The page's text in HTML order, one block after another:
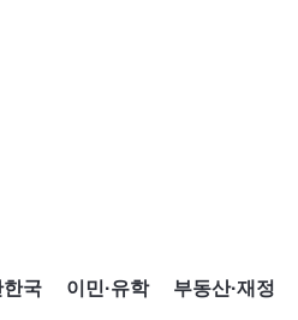
한국 이민·유학 부동산·재정